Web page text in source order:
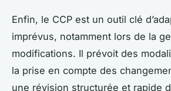
Enfin, le CCP est un outil clé
imprévus, notamment lors de la
modifications. Il prévoit des
la prise en compte des
une révision structurée et rapide